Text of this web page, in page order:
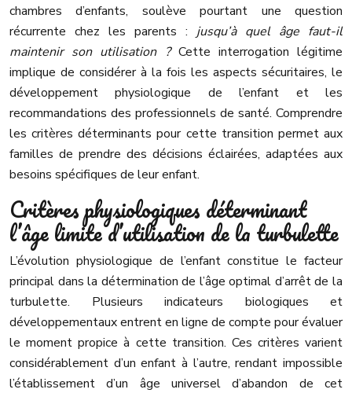
chambres d’enfants, soulève pourtant une question
récurrente chez les parents : jusqu’à quel âge faut-il
maintenir son utilisation ?Cette interrogation légitime
implique de considérer à la fois les aspects sécuritaires, le
développement physiologique de l’enfant et les
recommandations des professionnels de santé. Comprendre
les critères déterminants pour cette transition permet aux
familles de prendre des décisions éclairées, adaptées aux
besoins spécifiques de leur enfant.
Critères physiologiques déterminant
l’âge limite d’utilisation de la turbulette
L’évolution physiologique de l’enfant constitue le facteur
principal dans la détermination de l’âge optimal d’arrêt de la
turbulette. Plusieurs indicateurs biologiques et
développementaux entrent en ligne de compte pour évaluer
le moment propice à cette transition. Ces critères varient
considérablement d’un enfant à l’autre, rendant impossible
l’établissement d’un âge universel d’abandon de cet